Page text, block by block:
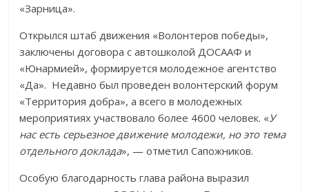
«Зарница».
Открылся штаб движения «Волонтеров победы»,
заключены договора с автошколой ДОСААФ и
«Юнармией», формируется молодежное агентство
«Да». Недавно был проведен волонтерский форум
«Территория добра», а всего в молодежных
мероприятиях участвовало более 4600 человек. «У
нас есть серьезное движение молодежи, но это тема
отдельного доклада», — отметил Сапожников.
Особую благодарность глава района выразил